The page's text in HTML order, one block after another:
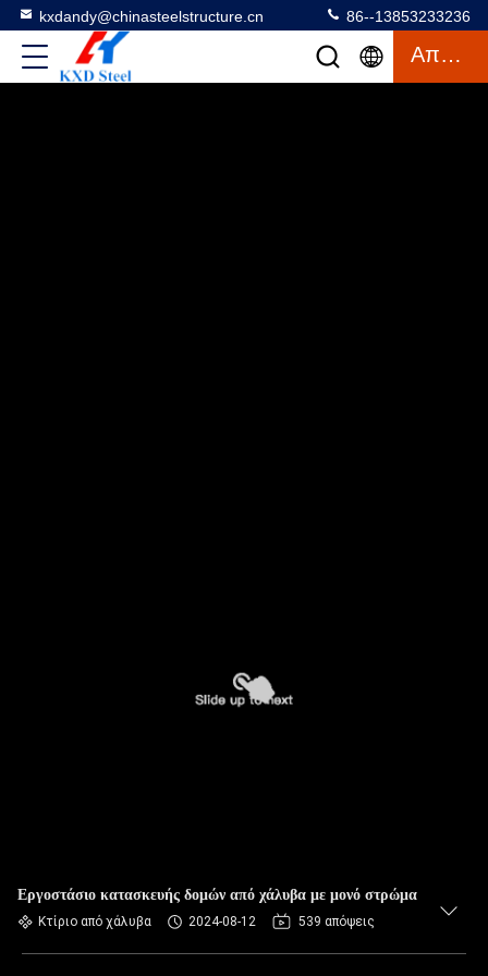
kxdandy@chinasteelstructure.cn 86--13853233236
Απόσπασμα
Εργοστάσιο κατασκευής δομών από χάλυβα με μονό στρώμα
Κτίριο από χάλυβα 2024-08-12 539 απόψεις